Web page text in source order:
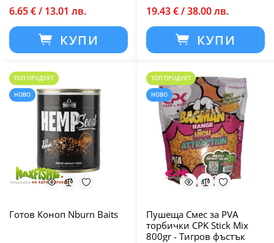
6.65 € / 13.01 лв.
КУПИ
19.43 € / 38.00 лв.
КУПИ
ТОП ПРОДУКТ
НОВО
Готов Коноп Nburn Baits
ТОП ПРОДУКТ
НОВО
Пушеща Смес за PVA
торбички CPK Stick Mix
800gr - Тигров фъстък